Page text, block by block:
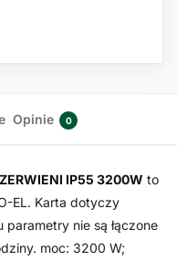
Opinie 0
IP55 3200W to
EL. Karta dotyczy
parametry nie są łączone
moc: 3200 W;